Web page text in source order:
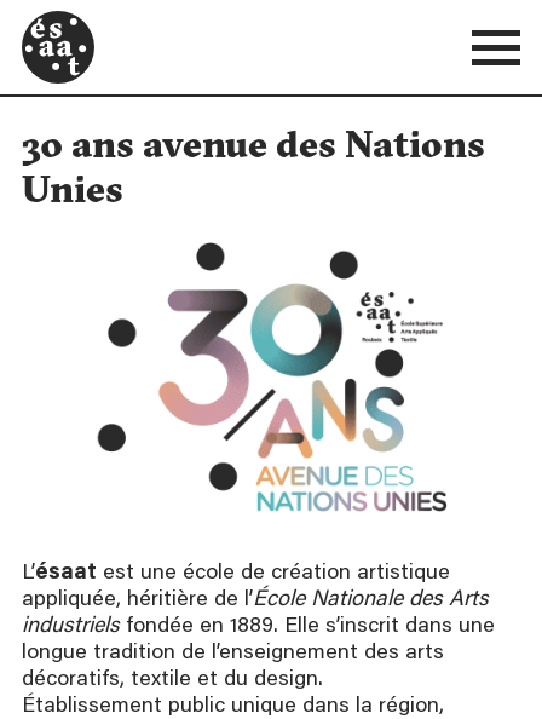
30 ans avenue des Nations
Unies
L’ésaat est une école de création artistique
appliquée, héritière de l’École Nationale des Arts
industrielsfondée en 1889. Elle s’inscrit dans une
longue tradition de l’enseignement des arts
décoratifs, textile et du design.
Établissement public unique dans la région,